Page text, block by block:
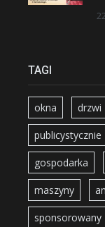
TAGI
okna drzwi
publicystycznie
gospodarka
maszyny
sponsorowany